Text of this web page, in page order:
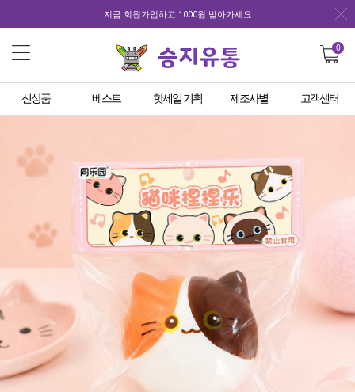
지금 회원가입하고 1000원 받아가세요
0
신상품 베스트 핫세일 기획 제조사별 고객센터